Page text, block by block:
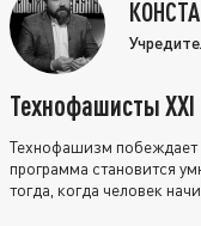
Технофашисты XXI
Технофашизм побеждает
программа становится
тогда, когда человек